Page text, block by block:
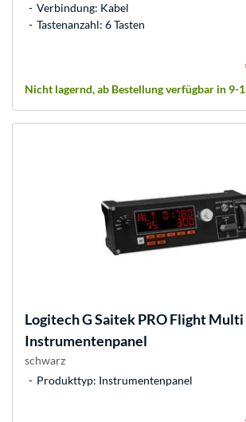
Verbindung: Kabel
Tastenanzahl: 6 Tasten
Nicht lagernd, ab Bestellung verfügbar in 9-
LogitechG Saitek PRO Flight Multi
Instrumentenpanel
schwarz
Produkttyp: Instrumentenpanel